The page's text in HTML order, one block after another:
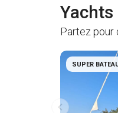
Yachts
Partez pour
SUPER